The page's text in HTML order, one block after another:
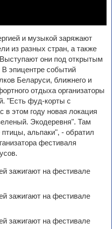
и музыкой заряжают
из разных стран, а также
они под открытым
эпицентре событий
Беларуси, ближнего и
отдыха организаторы
"Есть фуд-корты с
в этом году новая локация
Экодеревня". Там
альпаки", - обратил
фестиваля